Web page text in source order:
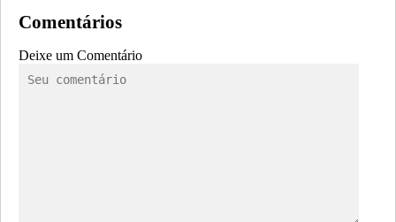
Comentários
Deixe um Comentário